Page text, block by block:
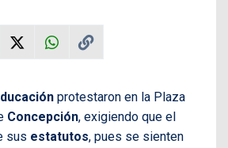
protestaron en la Plaza
Concepción, exigiendo que el
sus estatutos, pues se sienten